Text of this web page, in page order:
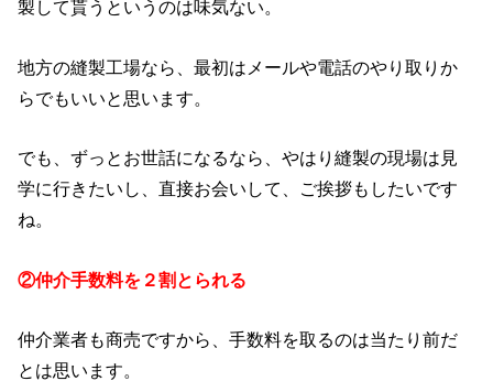
製して貰うというのは味気ない。
地方の縫製工場なら、最初はメールや電話のやり取りか
らでもいいと思います。
でも、ずっとお世話になるなら、やはり縫製の現場は見
学に行きたいし、直接お会いして、ご挨拶もしたいです
ね。
②仲介手数料を２割とられる
仲介業者も商売ですから、手数料を取るのは当たり前だ
とは思います。